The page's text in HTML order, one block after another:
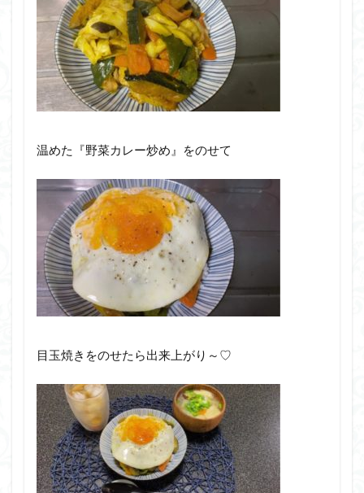
温めた『野菜カレー炒め』をのせて
目玉焼きをのせたら出来上がり～♡